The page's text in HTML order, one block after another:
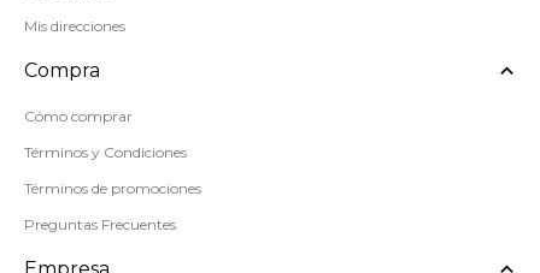
Mis direcciones
Compra
Cómo comprar
Términos y Condiciones
Términos de promociones
Preguntas Frecuentes